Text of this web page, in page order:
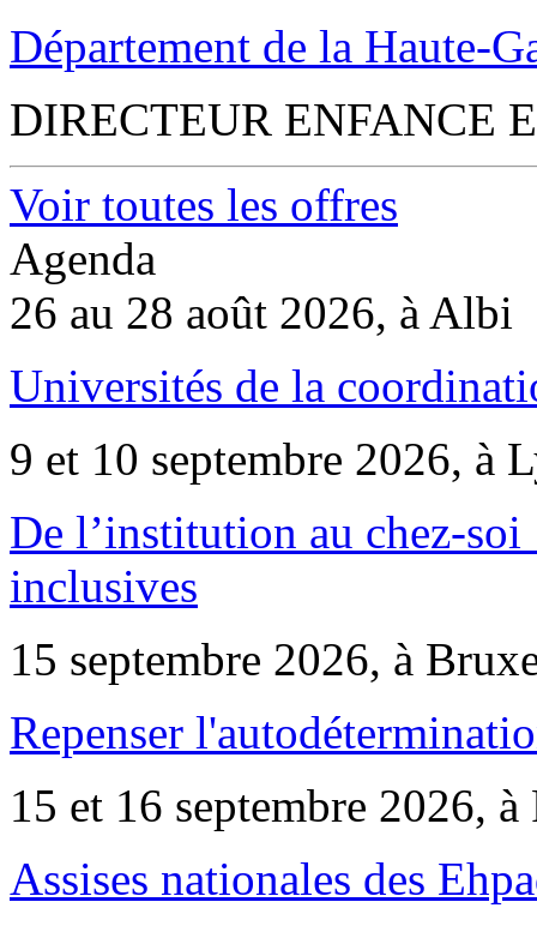
Département de la Haute-
DIRECTEUR ENFANCE
Voir toutes les offres
Agenda
26 au 28 août 2026, à Albi
Universités de la
9 et 10 septembre 2026, à
De l’institution au chez-
inclusives
15 septembre 2026, à
Repenser
15 et 16 septembre 2026, à
Assises nationales des